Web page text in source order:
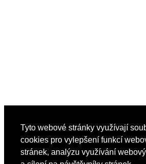
Tyto webové stránky využívají
cookies pro vylepšení funkcí
stránek, analýzu využívání